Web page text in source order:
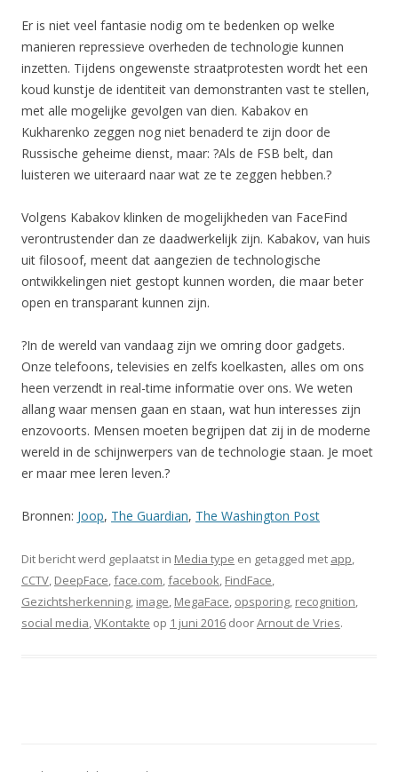
Er is niet veel fantasie nodig om te bedenken op welke
manieren repressieve overheden de technologie kunnen
inzetten. Tijdens ongewenste straatprotesten wordt het een
koud kunstje de identiteit van demonstranten vast te stellen,
met alle mogelijke gevolgen van dien. Kabakov en
Kukharenko zeggen nog niet benaderd te zijn door de
Russische geheime dienst, maar: ?Als de FSB belt, dan
luisteren we uiteraard naar wat ze te zeggen hebben.?
Volgens Kabakov klinken de mogelijkheden van FaceFind
verontrustender dan ze daadwerkelijk zijn. Kabakov, van huis
uit filosoof, meent dat aangezien de technologische
ontwikkelingen niet gestopt kunnen worden, die maar beter
open en transparant kunnen zijn.
?In de wereld van vandaag zijn we omring door gadgets.
Onze telefoons, televisies en zelfs koelkasten, alles om ons
heen verzendt in real-time informatie over ons. We weten
allang waar mensen gaan en staan, wat hun interesses zijn
enzovoorts. Mensen moeten begrijpen dat zij in de moderne
wereld in de schijnwerpers van de technologie staan. Je moet
er maar mee leren leven.?
Bronnen: Joop, The Guardian, The Washington Post
Dit bericht werd geplaatst in Media type en getagged met app,
CCTV, DeepFace,face.com,facebook, FindFace,
Gezichtsherkenning, image, MegaFace, opsporing, recognition,
social media,VKontakte op 1 juni 2016 doorArnout de Vries.